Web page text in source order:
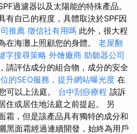
過濾器以及太陽能的特殊產品。
有自己的程度，具體取決於SPF因
推薦 徵信社有用嗎 此外，很大程
在海灘上照顧您的身體。 老屋翻
字搜尋策略 外燴廠商 助聽器公司
請評估成分的組合物，成分的安全
的SEO服務，提升網站曝光度 在
可以上法庭。 台中刮痧療程 該訴
住或居住地法庭之前提起。 另
霜，但是該產品具有獨特的成分和
黑面霜經過連續開發，始終為用戶